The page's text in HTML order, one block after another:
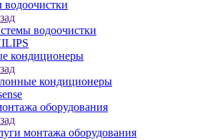
водоочистки
кондиционеры
кондиционеры
оборудования
монтажа оборудования